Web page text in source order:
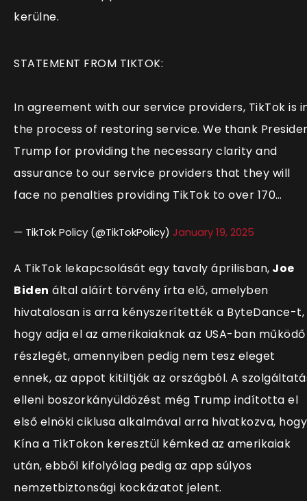
kerülne.
STATEMENT FROM TIKTOK:
In agreement with our service providers, TikTok is
the process of restoring service. We thank
Trump for providing the necessary clarity and
assurance to our service providers that they will
face no penalties providing TikTok to over 170…
— TikTok Policy (@TikTokPolicy) January 19, 2025
A TikTok lekapcsolását egy tavaly áprilisban, Joe
Biden által aláírt törvény írta elő, amelyben
hivatalosan is arra kényszerítették a ByteDance-t,
hogy adja el az amerikaiaknak az USA-ban működő
részlegét, amennyiben pedig nem tesz eleget
ennek, az appot kitiltják az országból. A
elleni boszorkányüldözést még Trump indította el
első elnöki ciklusa alkalmával arra hivatkozva, hogy
Kína a TikTokon keresztül kémked az amerikaiak
után, ebből kifolyólag pedig az app súlyos
nemzetbiztonsági kockázatot jelent.